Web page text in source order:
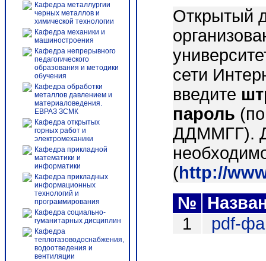
Кафедра металлургии
черных металлов и
химической технологии
Кафедра механики и
машиностроения
Кафедра непрерывного
педагогического
образования и методики
обучения
Кафедра обработки
металлов давлением и
материаловедения.
ЕВРАЗ ЗСМК
Кафедра открытых
горных работ и
электромеханики
Кафедра прикладной
математики и
информатики
Кафедра прикладных
информационных
технологий и
программирования
Кафедра социально-
гуманитарных дисциплин
Кафедра
теплогазоводоснабжения,
водоотведения и
вентиляции
Открытый
сети
введите
пароль
ДДММГГ).
(http://
№
1
pdf-